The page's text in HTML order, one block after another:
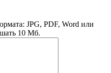
JPG, PDF, Word или
10 Мб.